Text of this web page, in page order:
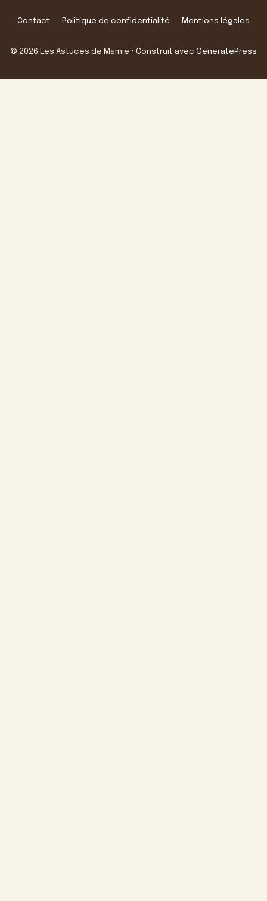
Contact Politique de confidentialité Mentions légales
© 2026 Les Astuces de Mamie • Construit avec GeneratePress